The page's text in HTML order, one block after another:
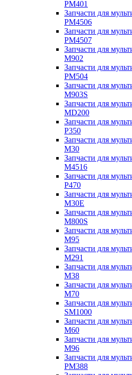
PM401
Запчасти для
PM4506
Запчасти для
PM4507
Запчасти для
M902
Запчасти для
PM504
Запчасти для
M903S
Запчасти для
MD200
Запчасти для
P350
Запчасти для
M30
Запчасти для
M4516
Запчасти для
P470
Запчасти для
M30E
Запчасти для
M800S
Запчасти для
M95
Запчасти для
M291
Запчасти для
M38
Запчасти для
M70
Запчасти для
SM1000
Запчасти для
M60
Запчасти для
M96
Запчасти для
PM388